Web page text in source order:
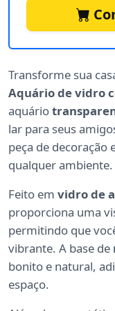
Transforme sua
Aquário de vidro
aquário
lar para seus
peça de decoração
qualquer ambiente.
Feito em vidro de
proporciona uma
permitindo que
vibrante. A base de
bonito e natural,
espaço.